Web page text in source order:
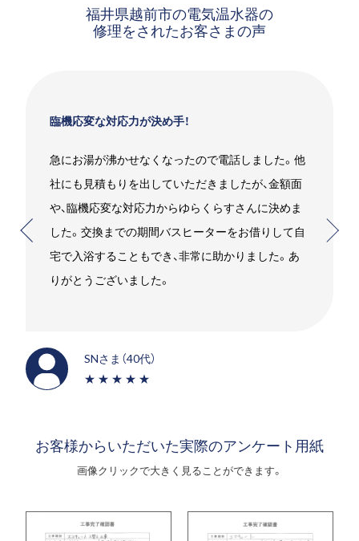
福井県越前市の電気温水器の
修理をされたお客さまの声
臨機応変な対応力が決め手！
急にお湯が沸かせなくなったので電話しました。他
社にも見積もりを出していただきましたが、金額面
や、臨機応変な対応力からゆらくらすさんに決めま
した。交換までの期間バスヒーターをお借りして自
宅で入浴することもでき、非常に助かりました。あ
りがとうございました。
SNさま（40代）
★★★★★
お客様からいただいた実際のアンケート用紙
画像クリックで大きく見ることができます。